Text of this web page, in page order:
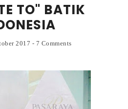
TO" BATIK
2017 - 7 Comments